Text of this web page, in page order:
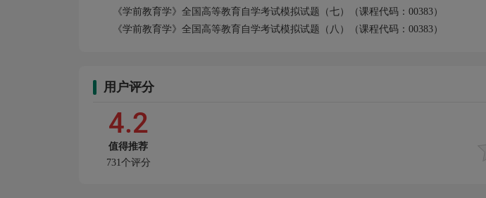
《学前教育学》全国高等教育自学考试模拟试题（七）（课程代码：00383）
《学前教育学》全国高等教育自学考试模拟试题（八）（课程代码：00383）
用户评分
4.2
值得推荐
731个评分